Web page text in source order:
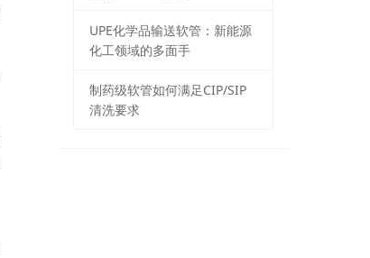
UPE化学品输送软管：新能源
化工领域的多面手
制药级软管如何满足CIP/SIP
清洗要求